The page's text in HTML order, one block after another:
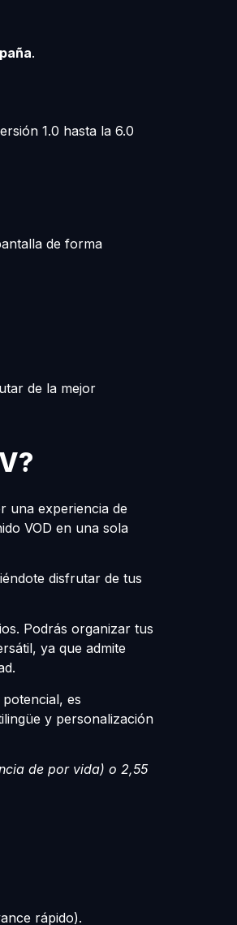
.
1.0 hasta la 6.0
de forma
de la mejor
una experiencia de
VOD en una sola
disfrutar de tus
Podrás organizar tus
ya que admite
es
y personalización
de por vida) o 2,55
rápido).